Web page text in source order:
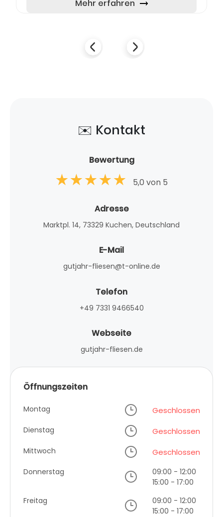
selbstgemachtem Most und herzhaften Speis...
Mehr erfahren
✉️ Kontakt
Bewertung
5,0 von 5
Adresse
Marktpl. 14, 73329 Kuchen, Deutschland
E-Mail
gutjahr-fliesen@t-online.de
Telefon
+49 7331 9466540
Webseite
gutjahr-fliesen.de
Öffnungszeiten
Montag Geschlossen
Dienstag Geschlossen
Mittwoch Geschlossen
Donnerstag
09:00 - 12:00
15:00 - 17:00
Freitag
09:00 - 12:00
15:00 - 17:00